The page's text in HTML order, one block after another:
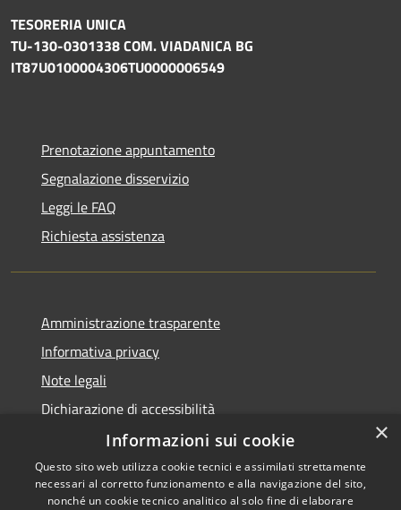
TESORERIA UNICA
TU-130-0301338 COM. VIADANICA BG
IT87U0100004306TU0000006549
Prenotazione appuntamento
Segnalazione disservizio
Leggi le FAQ
Richiesta assistenza
Amministrazione trasparente
Informativa privacy
Note legali
Dichiarazione di accessibilità
Copyright © 2026 • Comune di
×
Informazioni sui cookie
Questo sito web utilizza cookie tecnici e assimilati strettamente
necessari al corretto funzionamento e alla navigazione del sito,
nonché un cookie tecnico analitico al solo fine di elaborare